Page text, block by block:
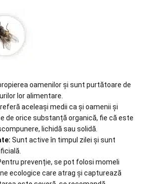
oamenilor și sunt purtătoare de
lor alimentare.
aceleași medii ca și oamenii și
de orice substanță organică, fie că este
lichidă sau solidă.
Sunt active în timpul zilei și sunt
prevenție, se pot folosi momeli
ecologice care atrag și capturează